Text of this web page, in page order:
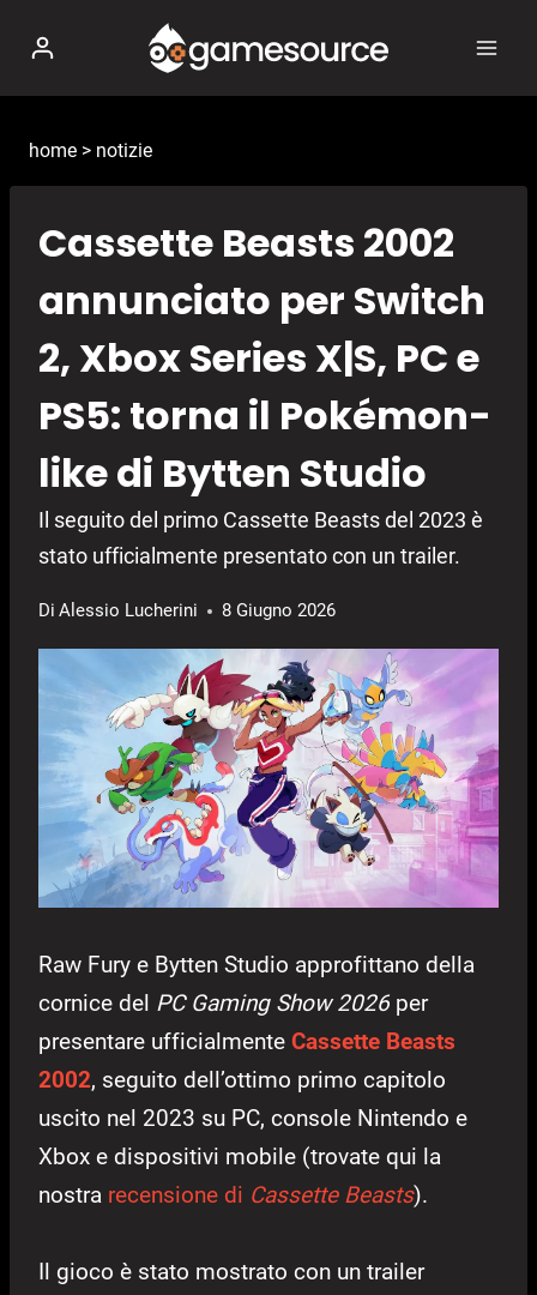
contenuto
home > notizie
Cassette Beasts 2002
annunciato per Switch
2, Xbox Series X|S, PC e
PS5: torna il Pokémon-
like di Bytten Studio
Il seguito del primo Cassette Beasts del 2023 è
stato ufficialmente presentato con un trailer.
Di Alessio Lucherini 8 Giugno 2026
Raw Fury e Bytten Studio approfittano della
cornice del PC Gaming Show 2026 per
presentare ufficialmente Cassette Beasts
2002, seguito dell’ottimo primo capitolo
uscito nel 2023 su PC, console Nintendo e
Xbox e dispositivi mobile (trovate qui la
nostra recensione di Cassette Beasts).
Il gioco è stato mostrato con un trailer